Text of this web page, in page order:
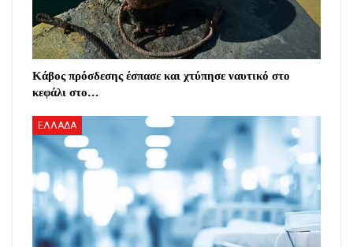
Κάβος πρόσδεσης έσπασε και χτύπησε ναυτικό στο
κεφάλι στο…
ΕΛΛΑΔΑ